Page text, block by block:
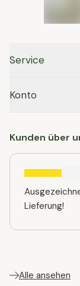
Service
Konto
Kunden über
Lieferung!
Alle ansehen